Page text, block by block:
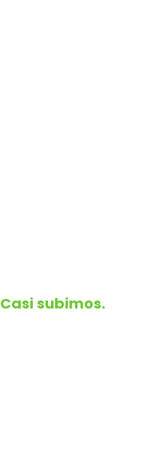
Casi subimos.